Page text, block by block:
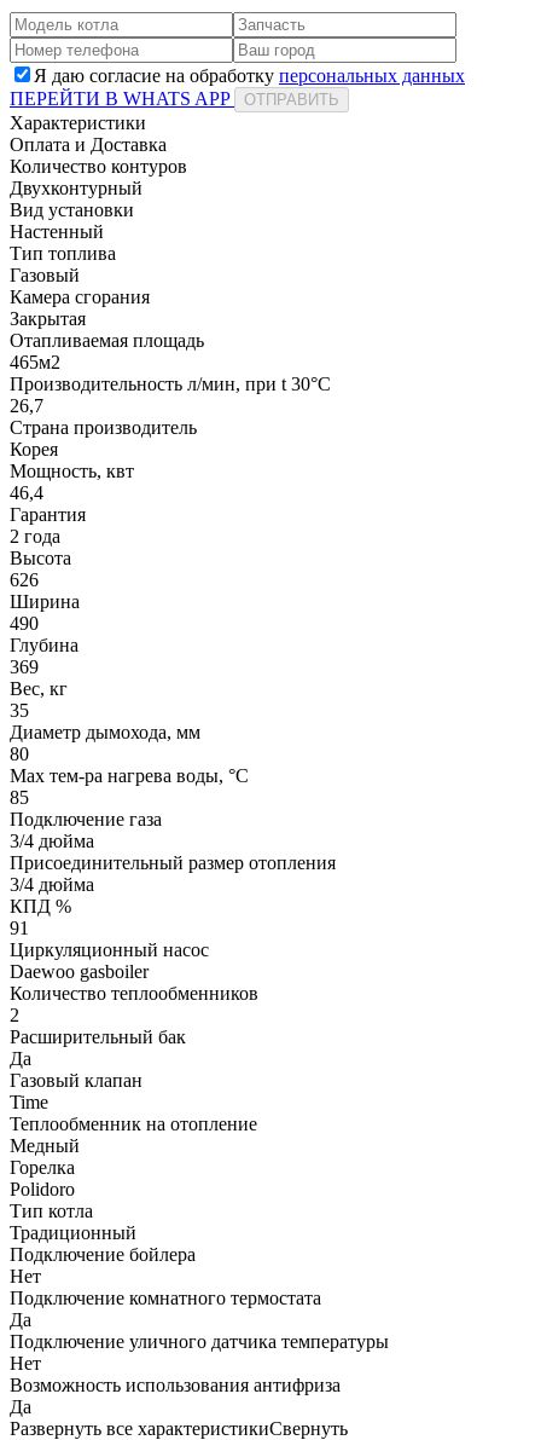
Я даю согласие на обработку персональных данных
ПЕРЕЙТИ В WHATS APP
ОТПРАВИТЬ
Характеристики
Оплата и Доставка
Количество контуров
Двухконтурный
Вид установки
Настенный
Тип топлива
Газовый
Камера сгорания
Закрытая
Отапливаемая площадь
465м2
Производительность л/мин, при t 30°C
26,7
Страна производитель
Корея
Мощность, квт
46,4
Гарантия
2 года
Высота
626
Ширина
490
Глубина
369
Вес, кг
35
Диаметр дымохода, мм
80
Мах тем-ра нагрева воды, °С
85
Подключение газа
3/4 дюйма
Присоединительный размер отопления
3/4 дюйма
КПД %
91
Циркуляционный насос
Daewoo gasboiler
Количество теплообменников
2
Расширительный бак
Да
Газовый клапан
Time
Теплообменник на отопление
Медный
Горелка
Polidoro
Тип котла
Традиционный
Подключение бойлера
Нет
Подключение комнатного термостата
Да
Подключение уличного датчика температуры
Нет
Возможность использования антифриза
Да
Развернуть все характеристикиСвернуть